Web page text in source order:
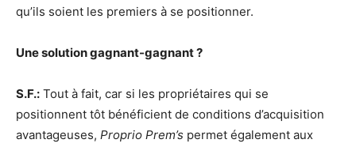
qu’ils soient les premiers à se positionner.
Une solution gagnant-gagnant ?
S.F.: Tout à fait, car si les propriétaires qui se
positionnent tôt bénéficient de conditions d’acquisition
avantageuses, Proprio Prem’s permet également aux